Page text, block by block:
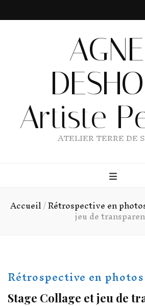
Artiste
ATELIER TERRE DE
Accueil/Rétrospective en
jeu de
Rétrospective en photos
Stage Collage et jeu de